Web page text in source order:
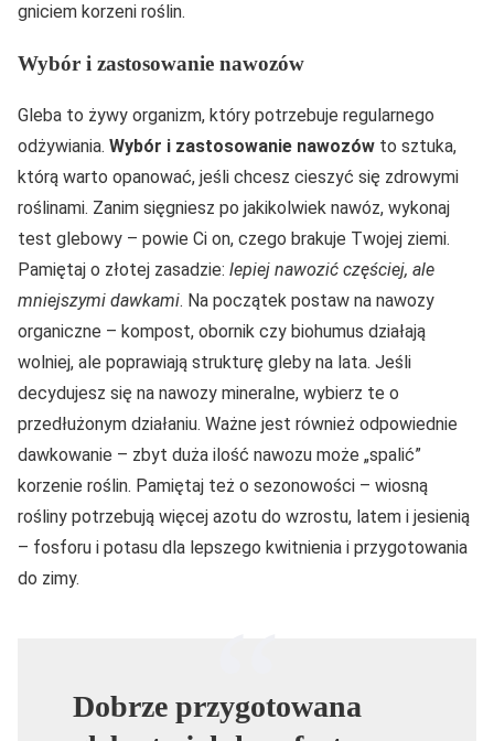
gniciem korzeni roślin.
Wybór i zastosowanie nawozów
Gleba to żywy organizm, który potrzebuje regularnego
odżywiania. Wybór i zastosowanie nawozów to sztuka,
którą warto opanować, jeśli chcesz cieszyć się zdrowymi
roślinami. Zanim sięgniesz po jakikolwiek nawóz, wykonaj
test glebowy – powie Ci on, czego brakuje Twojej ziemi.
Pamiętaj o złotej zasadzie: lepiej nawozić częściej, ale
mniejszymi dawkami. Na początek postaw na nawozy
organiczne – kompost, obornik czy biohumus działają
wolniej, ale poprawiają strukturę gleby na lata. Jeśli
decydujesz się na nawozy mineralne, wybierz te o
przedłużonym działaniu. Ważne jest również odpowiednie
dawkowanie – zbyt duża ilość nawozu może „spalić”
korzenie roślin. Pamiętaj też o sezonowości – wiosną
rośliny potrzebują więcej azotu do wzrostu, latem i jesienią
– fosforu i potasu dla lepszego kwitnienia i przygotowania
do zimy.
Dobrze przygotowana